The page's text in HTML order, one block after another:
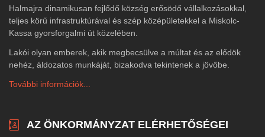
Halmajra dinamikusan fejlődő község erősödő vállalkozásokkal,
teljes körű infrastruktúrával és szép középületekkel a Miskolc-
Kassa gyorsforgalmi út közelében.
Lakói olyan emberek, akik megbecsülve a múltat és az elődök
nehéz, áldozatos munkáját, bizakodva tekintenek a jövőbe.
További információk...
AZ ÖNKORMÁNYZAT ELÉRHETŐSÉGEI